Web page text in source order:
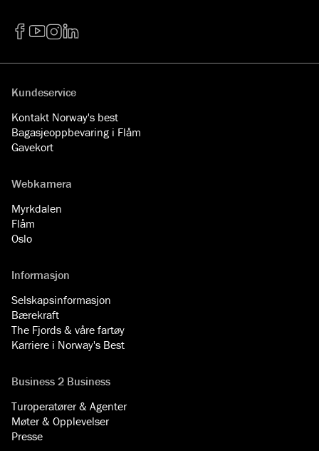
Kundeservice
Kontakt Norway's best
Bagasjeoppbevaring i Flåm
Gavekort
Webkamera
Myrkdalen
Flåm
Oslo
Informasjon
Selskapsinformasjon
Bærekraft
The Fjords & våre fartøy
Karriere i Norway's Best
Business 2 Business
Turoperatører & Agenter
Møter & Opplevelser
Presse